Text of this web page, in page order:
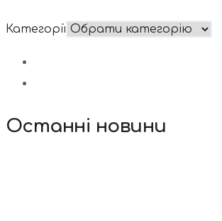
Категорії
Останні новини